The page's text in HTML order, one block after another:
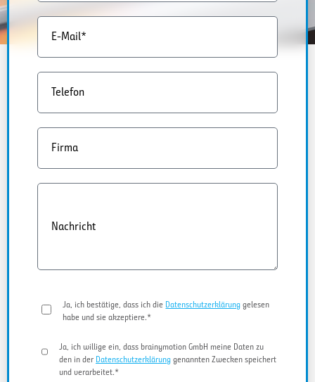
E-Mail*
Telefon
Firma
Nachricht
Ja, ich bestätige, dass ich die Datenschutzerklärung gelesen
habe und sie akzeptiere.*
Ja, ich willige ein, dass brainymotion GmbH meine Daten zu
den in der Datenschutzerklärung genannten Zwecken speichert
und verarbeitet.*